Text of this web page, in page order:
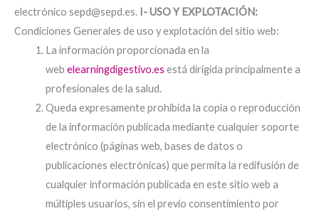
electrónico sepd@sepd.es. I- USO Y EXPLOTACIÓN:
Condiciones Generales de uso y explotación del sitio web:
La información proporcionada en la
web elearningdigestivo.es está dirigida principalmente a
profesionales de la salud.
Queda expresamente prohibida la copia o reproducción
de la información publicada mediante cualquier soporte
electrónico (páginas web, bases de datos o
publicaciones electrónicas) que permita la redifusión de
cualquier información publicada en este sitio web a
múltiples usuarios, sin el previo consentimiento por